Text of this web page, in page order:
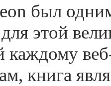
был
этой
каждому
книга